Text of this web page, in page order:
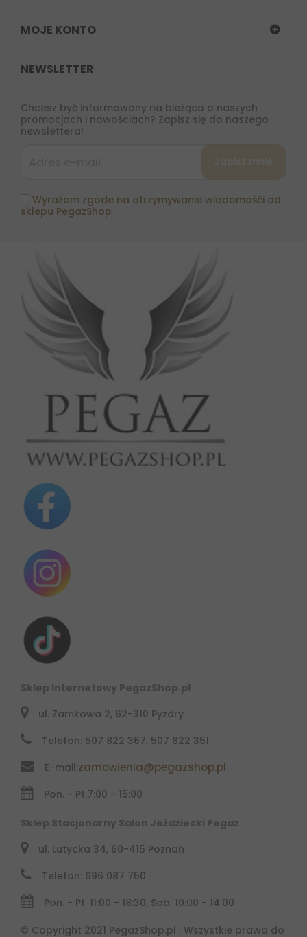
MOJE KONTO
NEWSLETTER
Chcesz być informowany na bieżąco o naszych
promocjach i nowościach? Zapisz się do naszego
newslettera!
Wyrażam zgode na otrzymywanie wiadomośći od
sklepu PegazShop
Sklep Internetowy PegazShop.pl
ul. Zamkowa 2, 62-310 Pyzdry
Telefon: 507 822 367, 507 822 351
E-mail:zamowienia@pegazshop.pl
Pon. - Pt.7:00 - 15:00
Sklep Stacjonarny Salon Jeździecki Pegaz
ul. Lutycka 34, 60-415 Poznań
Telefon: 696 087 750
Pon. - Pt. 11:00 - 18:30, Sob. 10:00 - 14:00
© Copyright 2021 PegazShop.pl . Wszystkie prawa do